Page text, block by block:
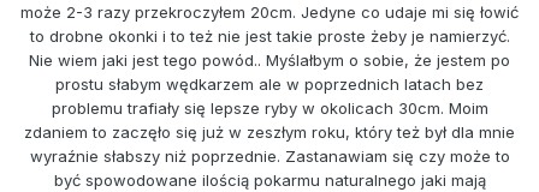
może 2-3 razy przekroczyłem 20cm. Jedyne co udaje mi się łowić
to drobne okonki i to też nie jest takie proste żeby je namierzyć.
Nie wiem jaki jest tego powód.. Myślałbym o sobie, że jestem po
prostu słabym wędkarzem ale w poprzednich latach bez
problemu trafiały się lepsze ryby w okolicach 30cm. Moim
zdaniem to zaczęło się już w zeszłym roku, który też był dla mnie
wyraźnie słabszy niż poprzednie. Zastanawiam się czy może to
być spowodowane ilością pokarmu naturalnego jaki mają